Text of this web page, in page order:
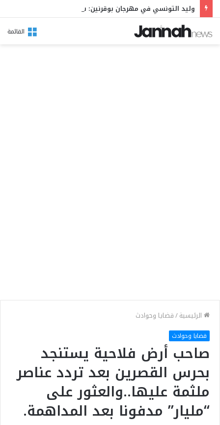
القائمة
الرئيسية/قضايا وحوادث
قضايا وحوادث
صاحب أرض فلاحية يستنجد
بحرس القصرين بعد تردد عناصر
ملثمة عليها..والعثور على
“مليار” مدفونا بعد المداهمة.